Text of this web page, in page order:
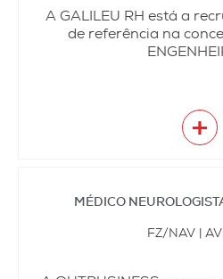
A GALILEU RH está a
de referência na
+
MÉDICO
FZ/NAV |